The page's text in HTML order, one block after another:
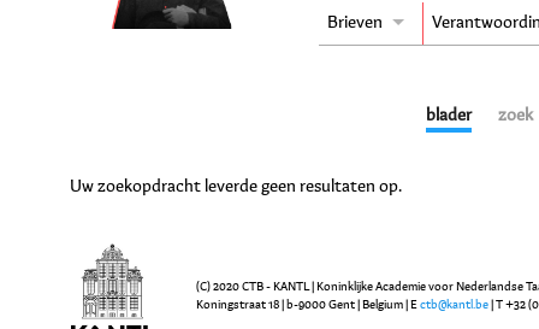
Brieven
blader zoek
Uw zoekopdracht leverde geen resultaten op.
(C) 2020 CTB - KANTL | Koninklijke Academie voor Nederlandse
Koningstraat 18 | b-9000 Gent | Belgium | E ctb@kantl.be | T +32